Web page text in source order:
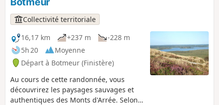
Collectivité territoriale
16,17 km
+237 m
-228 m
5h 20
Moyenne
Départ à Botmeur (Finistère)
Au cours de cette randonnée, vous
découvrirez les paysages sauvages et
authentiques des Monts d'Arrée. Selon